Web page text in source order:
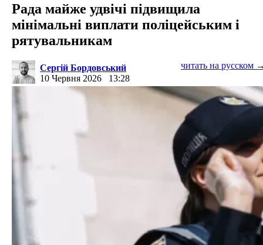
Рада майже удвічі підвищила
мінімальні виплати поліцейським і
рятувальникам
Сергій Бордовський
10 Червня 2026
13:28
читать на русском